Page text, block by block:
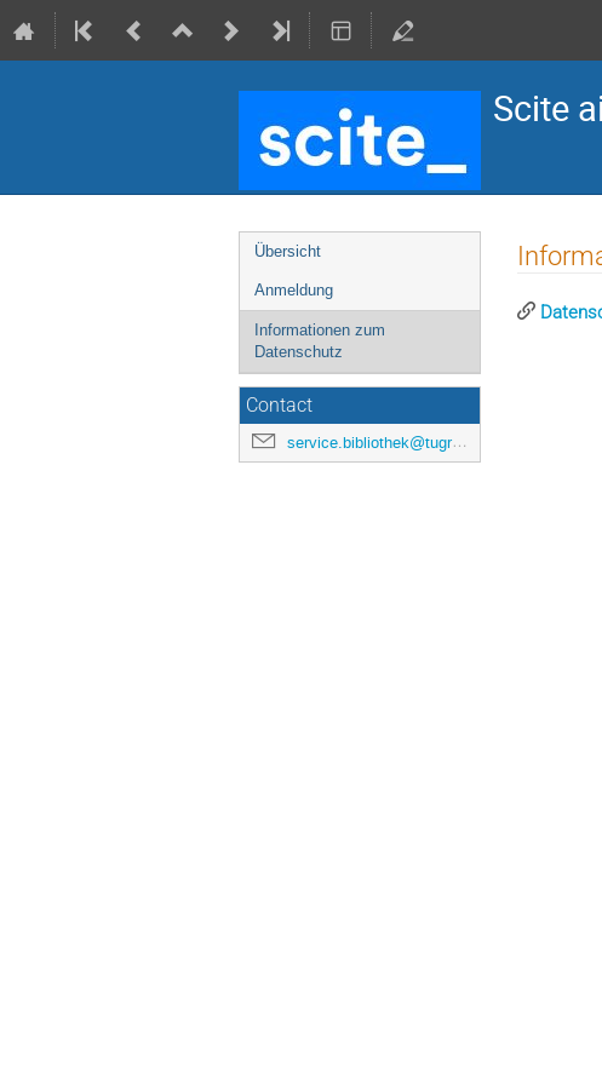
Scite
Veranstaltungsmenü
Übersicht
Anmeldung
Informationen zum
Datenschutz
Contact
service.bibliothek@tugraz.at